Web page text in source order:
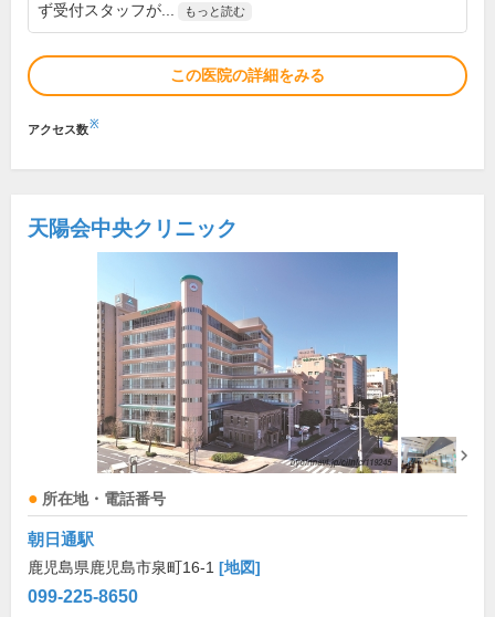
ず受付スタッフが...
もっと読む
この医院の詳細をみる
アクセス数※
天陽会中央クリニック
所在地・電話番号
朝日通駅
鹿児島県鹿児島市泉町16-1 [地図]
099-225-8650